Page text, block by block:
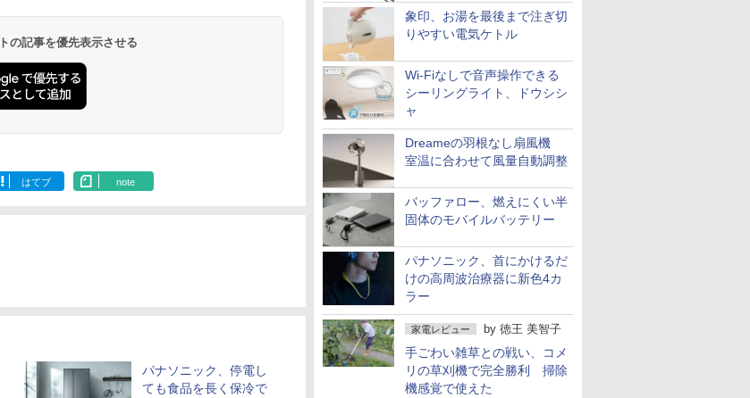
象印、お湯を最後まで注ぎ切
りやすい電気ケトル
Wi-Fiなしで音声操作できる
シーリングライト、ドウシシ
ャ
Dreameの羽根なし扇風機
室温に合わせて風量自動調整
バッファロー、燃えにくい半
固体のモバイルバッテリー
パナソニック、首にかけるだ
けの高周波治療器に新色4カ
ラー
家電レビュー by 徳王 美智子
手ごわい雑草との戦い、コメ
リの草刈機で完全勝利 掃除
機感覚で使えた
の記事を優先表示させる
はてブ note
パナソニック、停電し
ても食品を長く保冷で